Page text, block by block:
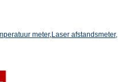
meter,Laser afstandsmeter,